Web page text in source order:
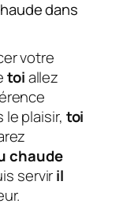
dans
votre
toiallez
plaisir, toi
chaude
serviril